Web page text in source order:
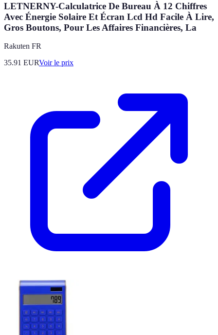
LETNERNY-Calculatrice De Bureau À 12 Chiffres
Avec Énergie Solaire Et Écran Lcd Hd Facile À Lire,
Gros Boutons, Pour Les Affaires Financières, La
Rakuten FR
35.91 EURVoir le prix